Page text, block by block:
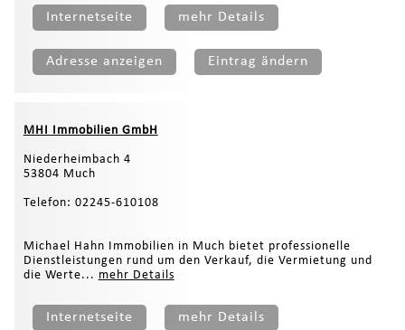
Internetseite mehr Details
Adresse anzeigen Eintrag ändern
MHI Immobilien GmbH
Niederheimbach 4
53804 Much
Telefon: 02245-610108
Michael Hahn Immobilien in Much bietet professionelle
Dienstleistungen rund um den Verkauf, die Vermietung und
die Werte... mehr Details
Internetseite mehr Details